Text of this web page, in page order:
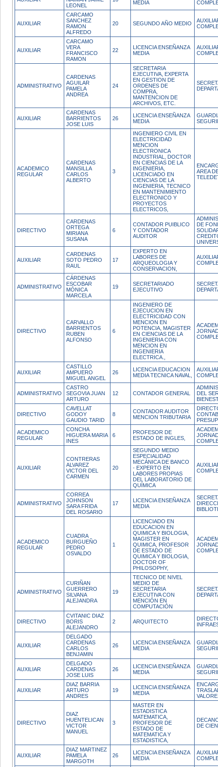
LEONEL
MEDIA
AUXILIAR
CARCAMO
SANCHEZ
RAMON
ALFREDO
20 SEGUNDO AÑO MEDIO
AUXILIAR
CARCAMO
VERA
FRANCISCO
RAMON
22
LICENCIA ENSEÑANZA
MEDIA
ADMINISTRATIVO
CARDENAS
AGUILAR
PAMELA
ANDREA
24
SECRETARIA
EJECUTIVA, EXPERTA
EN GESTION DE
ORDENES DE
COMPRA,
MANTENCION DE
ARCHIVOS, ETC.
AUXILIAR
CARDENAS
BARRIENTOS
JOSE LUIS
26
LICENCIA ENSEÑANZA
MEDIA
ACADEMICO
REGULAR
CARDENAS
MANSILLA
CARLOS
ALBERTO
3
INGENIERO CIVIL EN
ELECTRICIDAD
MENCION
ELECTRONICA
INDUSTRIAL, DOCTOR
EN CIENCIAS DE LA
INGENIERIA,
LICENCIADO EN
CIENCIAS DE LA
INGENIERIA, TECNICO
EN MANTENIMIENTO
ELECTRONICO Y
PROYECTOS
ELECTRICOS,
AREA
DIRECTIVO
CARDENAS
ORTEGA
MIRIANA
SUSANA
6
CONTADOR PUIBLICO
Y CONTADOR
AUDITOR
DE
AUXILIAR
CARDENAS
SOTO PEDRO
RAUL
17
EXPERTO EN
LABORES DE
ARQUEOLOGIA Y
CONSERVACION,
ADMINISTRATIVO
CÁRDENAS
ESCOBAR
MÓNICA
MARCELA
19
SECRETARIADO
EJECUTIVO
DIRECTIVO
CARVALLO
BARRIENTOS
RUBEN
ALFONSO
6
INGENIERO DE
EJECUCION EN
ELECTRICIDAD CON
MENCION EN
POTENCIA, MAGISTER
EN CIENCIAS DE LA
INGENIERIA CON
MENCION EN
INGENIERIA
ELECTRICA.,
AUXILIAR
CASTILLO
AMPUERO
MIGUEL ANGEL
26
LICENCIA EDUCACION
MEDIA TECNICA NAVAL,
ADMINISTRATIVO
CASTRO
SEGOVIA JUAN
ARTURO
12 CONTADOR GENERAL
DEL
DIRECTIVO
CAVELLAT
GODOY
GAUDIO TARID
8
CONTADOR AUDITOR
MENCION TRIBUTARIA
ACADEMICO
REGULAR
CONCHA
HIGUERA MARIA
INES
6
PROFESOR DE
ESTADO DE INGLES,
AUXILIAR
CONTRERAS
ALVAREZ
VICTOR DEL
CARMEN
20
SEGUNDO MEDIO
ESPECIALIDAD
MECÁNICA DE BANCO
- EXPERTO EN
LABORES PROPIAS
DEL LABORATORIO DE
QUÍMICA
ADMINISTRATIVO
CORREA
JOHNSON
SARA FRIDA
DEL ROSARIO
17
LICENCIA ENSEÑANZA
MEDIA
ACADEMICO
REGULAR
CUADRA
BURGUEÑO
PEDRO
OSVALDO
1
LICENCIADO EN
EDUCACION EN
QUIMICA Y BIOLOGIA,
MAGISTER EN
QUIMICA, PROFESOR
DE ESTADO DE
QUIMICA Y BIOLOGIA,
DOCTOR OF
PHILOSOPHY,
ADMINISTRATIVO
CURIÑAN
GUERRERO
SILVANA
ALEJANDRA
19
TECNICO DE NIVEL
MEDIO DE
SECRETARIA
EJECUTIVA CON
MENCIÓN EN
COMPUTACIÓN
DIRECTIVO
CVITANIC DIAZ
BORIS
ALEJANDRO
2 ARQUITECTO
AUXILIAR
DELGADO
CARDENAS
CARLOS
BENJAMIN
26
LICENCIA ENSEÑANZA
MEDIA
AUXILIAR
DELGADO
CARDENAS
JOSE LUIS
26
LICENCIA ENSEÑANZA
MEDIA
AUXILIAR
DIAZ BARRIA
ARTURO
ANDRES
19
LICENCIA ENSEÑANZA
MEDIA
DIRECTIVO
DIAZ
HUENTELICAN
VICTOR
MANUEL
3
MASTER EN
ESTADISTICA
MATEMATICA,
PROFESOR DE
ESTADO DE
MATEMATICA Y
ESTADISTICA,
DE
AUXILIAR
DIAZ MARTINEZ
PAMELA
MARGOTH
26
LICENCIA ENSEÑANZA
MEDIA